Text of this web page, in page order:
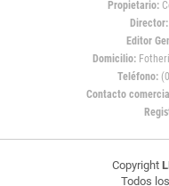
Propietario:
Director:
Editor
Domicilio:
Teléfono:
Contacto
Copyright
Todos